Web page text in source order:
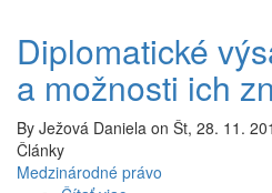
Diplomatické
a možnosti ich
By Ježová Daniela on Št, 28. 11.
Články
Medzinárodné právo